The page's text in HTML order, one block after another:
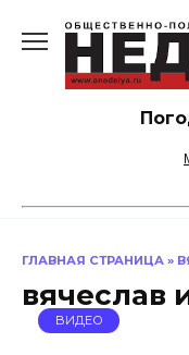
содержанию
ГЛАВНАЯ СТРАНИЦА »
вячеслав
ВИДЕО